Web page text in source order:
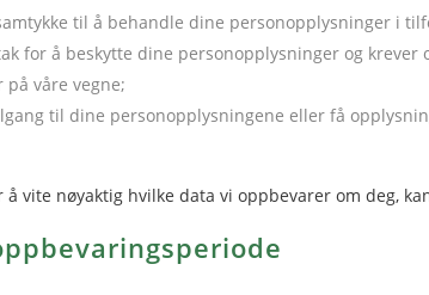
til å behandle dine personopplysninger i
for å beskytte dine personopplysninger og krever
våre vegne;
til dine personopplysningene eller få
vite nøyaktig hvilke data vi oppbevarer om deg,